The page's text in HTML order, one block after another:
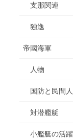
支那関連
独逸
帝國海軍
人物
国防と民間人
対潜艦艇
小艦艇の活躍